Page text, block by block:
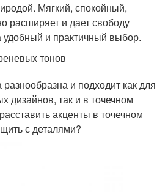
Мягкий, спокойный,
расширяет и дает свободу
удобный и практичный выбор.
тонов
и подходит как для
так и в точечном
акценты в точечном
с деталями?